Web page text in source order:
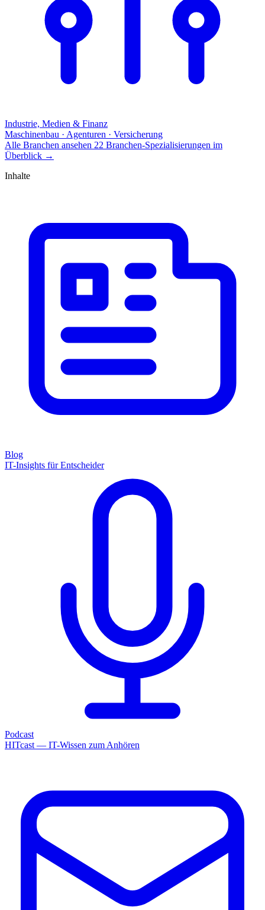
Industrie, Medien & Finanz
Maschinenbau · Agenturen · Versicherung
Alle Branchen ansehen 22 Branchen-Spezialisierungen im
Überblick →
Inhalte
Blog
IT-Insights für Entscheider
Podcast
HITcast — IT-Wissen zum Anhören